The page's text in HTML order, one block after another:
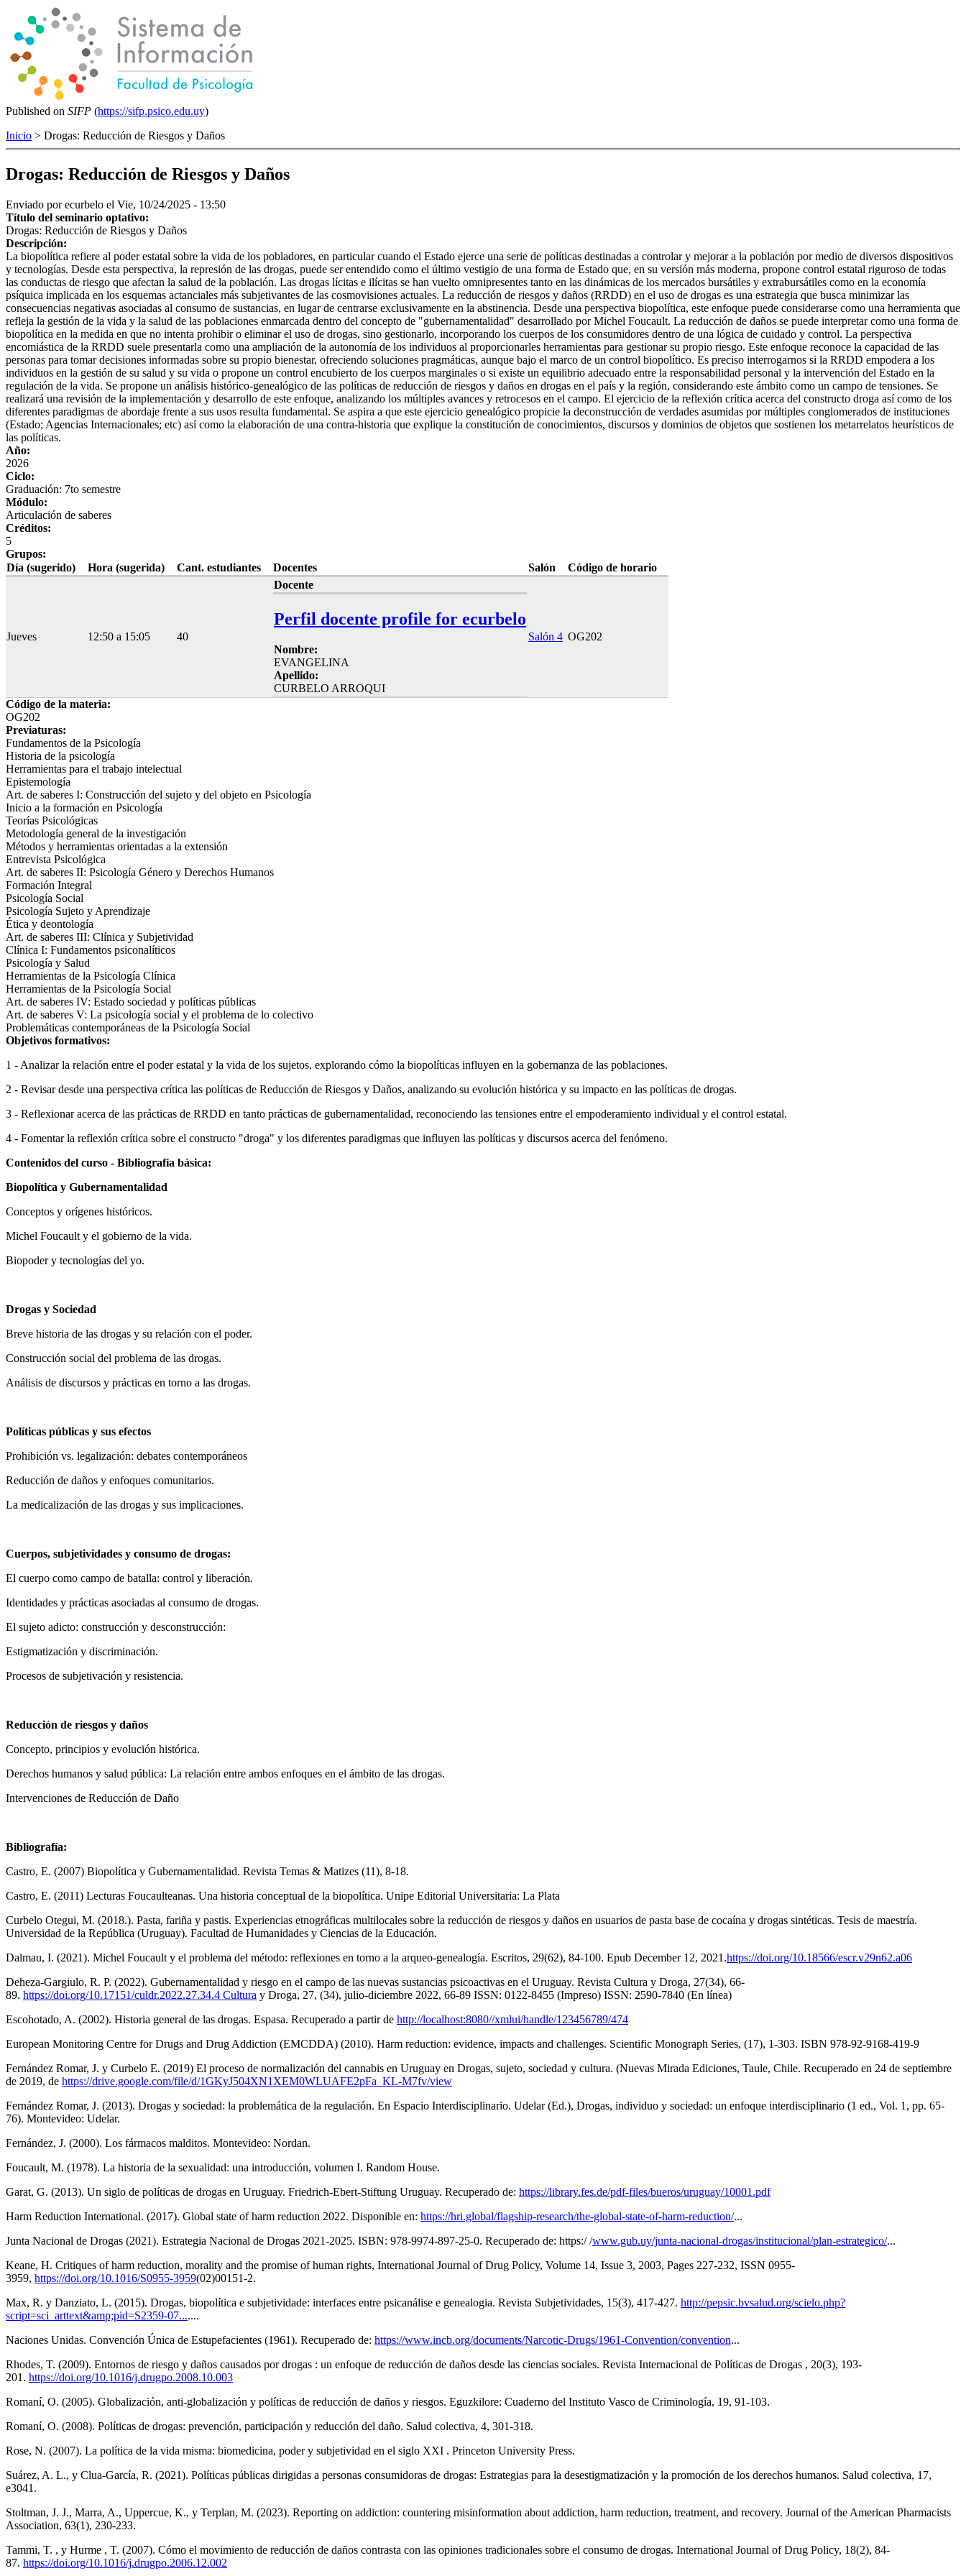
Published on SIFP (https://sifp.psico.edu.uy)
Inicio > Drogas: Reducción de Riesgos y Daños
Drogas: Reducción de Riesgos y Daños
Enviado porecurbelo el Vie, 10/24/2025 - 13:50
Título del seminario optativo:
Drogas: Reducción de Riesgos y Daños
Descripción:
La biopolítica refiere al poder estatal sobre la vida de los pobladores, en particular cuando el Estado ejerce una serie de políticas destinadas a controlar y mejorar a la población por medio de diversos dispositivos
y tecnologías. Desde esta perspectiva, la represión de las drogas, puede ser entendido como el último vestigio de una forma de Estado que, en su versión más moderna, propone control estatal riguroso de todas
las conductas de riesgo que afectan la salud de la población. Las drogas lícitas e ilícitas se han vuelto omnipresentes tanto en las dinámicas de los mercados bursátiles y extrabursátiles como en la economía
psíquica implicada en los esquemas actanciales más subjetivantes de las cosmovisiones actuales. La reducción de riesgos y daños (RRDD) en el uso de drogas es una estrategia que busca minimizar las
consecuencias negativas asociadas al consumo de sustancias, en lugar de centrarse exclusivamente en la abstinencia. Desde una perspectiva biopolítica, este enfoque puede considerarse como una herramienta que
refleja la gestión de la vida y la salud de las poblaciones enmarcada dentro del concepto de "gubernamentalidad" desarrollado por Michel Foucault. La reducción de daños se puede interpretar como una forma de
biopolítica en la medida en que no intenta prohibir o eliminar el uso de drogas, sino gestionarlo, incorporando los cuerpos de los consumidores dentro de una lógica de cuidado y control. La perspectiva
encomiástica de la RRDD suele presentarla como una ampliación de la autonomía de los individuos al proporcionarles herramientas para gestionar su propio riesgo. Este enfoque reconoce la capacidad de las
personas para tomar decisiones informadas sobre su propio bienestar, ofreciendo soluciones pragmáticas, aunque bajo el marco de un control biopolítico. Es preciso interrogarnos si la RRDD empodera a los
individuos en la gestión de su salud y su vida o propone un control encubierto de los cuerpos marginales o si existe un equilibrio adecuado entre la responsabilidad personal y la intervención del Estado en la
regulación de la vida. Se propone un análisis histórico-genealógico de las políticas de reducción de riesgos y daños en drogas en el país y la región, considerando este ámbito como un campo de tensiones. Se
realizará una revisión de la implementación y desarrollo de este enfoque, analizando los múltiples avances y retrocesos en el campo. El ejercicio de la reflexión crítica acerca del constructo droga así como de los
diferentes paradigmas de abordaje frente a sus usos resulta fundamental. Se aspira a que este ejercicio genealógico propicie la deconstrucción de verdades asumidas por múltiples conglomerados de instituciones
(Estado; Agencias Internacionales; etc) así como la elaboración de una contra-historia que explique la constitución de conocimientos, discursos y dominios de objetos que sostienen los metarrelatos heurísticos de
las políticas.
Año:
2026
Ciclo:
Graduación: 7to semestre
Módulo:
Articulación de saberes
Créditos:
5
Grupos:
Día (sugerido)
Hora (sugerida) Cant. estudiantes Docentes Salón Código de horario
Jueves 12:50 a 15:05 40
Docente
Perfil docente profile for ecurbelo
Nombre:
EVANGELINA
Apellido:
CURBELO ARROQUI
Salón 4 OG202
Código de la materia:
OG202
Previaturas:
Fundamentos de la Psicología
Historia de la psicología
Herramientas para el trabajo intelectual
Epistemología
Art. de saberes I: Construcción del sujeto y del objeto en Psicología
Inicio a la formación en Psicología
Teorías Psicológicas
Metodología general de la investigación
Métodos y herramientas orientadas a la extensión
Entrevista Psicológica
Art. de saberes II: Psicología Género y Derechos Humanos
Formación Integral
Psicología Social
Psicología Sujeto y Aprendizaje
Ética y deontología
Art. de saberes III: Clínica y Subjetividad
Clínica I: Fundamentos psiconalíticos
Psicología y Salud
Herramientas de la Psicología Clínica
Herramientas de la Psicología Social
Art. de saberes IV: Estado sociedad y políticas públicas
Art. de saberes V: La psicología social y el problema de lo colectivo
Problemáticas contemporáneas de la Psicología Social
Objetivos formativos:
1 - Analizar la relación entre el poder estatal y la vida de los sujetos, explorando cómo la biopolíticas influyen en la gobernanza de las poblaciones.
2 - Revisar desde una perspectiva crítica las políticas de Reducción de Riesgos y Daños, analizando su evolución histórica y su impacto en las políticas de drogas.
3 - Reflexionar acerca de las prácticas de RRDD en tanto prácticas de gubernamentalidad, reconociendo las tensiones entre el empoderamiento individual y el control estatal.
4 - Fomentar la reflexión crítica sobre el constructo "droga" y los diferentes paradigmas que influyen las políticas y discursos acerca del fenómeno.
Contenidos del curso - Bibliografía básica:
Biopolítica y Gubernamentalidad
Conceptos y orígenes históricos.
Michel Foucault y el gobierno de la vida.
Biopoder y tecnologías del yo.
Drogas y Sociedad
Breve historia de las drogas y su relación con el poder.
Construcción social del problema de las drogas.
Análisis de discursos y prácticas en torno a las drogas.
Políticas públicas y sus efectos
Prohibición vs. legalización: debates contemporáneos
Reducción de daños y enfoques comunitarios.
La medicalización de las drogas y sus implicaciones.
Cuerpos, subjetividades y consumo de drogas:
El cuerpo como campo de batalla: control y liberación.
Identidades y prácticas asociadas al consumo de drogas.
El sujeto adicto: construcción y desconstrucción:
Estigmatización y discriminación.
Procesos de subjetivación y resistencia.
Reducción de riesgos y daños
Concepto, principios y evolución histórica.
Derechos humanos y salud pública: La relación entre ambos enfoques en el ámbito de las drogas.
Intervenciones de Reducción de Daño
Bibliografía:
Castro, E. (2007) Biopolítica y Gubernamentalidad. Revista Temas & Matizes (11), 8-18.
Castro, E. (2011) Lecturas Foucaulteanas. Una historia conceptual de la biopolítica. Unipe Editorial Universitaria: La Plata
Curbelo Otegui, M. (2018.). Pasta, fariña y pastis. Experiencias etnográficas multilocales sobre la reducción de riesgos y daños en usuarios de pasta base de cocaína y drogas sintéticas. Tesis de maestría.
Universidad de la República (Uruguay). Facultad de Humanidades y Ciencias de la Educación.
Dalmau, I. (2021). Michel Foucault y el problema del método: reflexiones en torno a la arqueo-genealogía. Escritos, 29(62), 84-100. Epub December 12, 2021.https://doi.org/10.18566/escr.v29n62.a06
Deheza-Gargiulo, R. P. (2022). Gubernamentalidad y riesgo en el campo de las nuevas sustancias psicoactivas en el Uruguay. Revista Cultura y Droga, 27(34), 66-
89. https://doi.org/10.17151/culdr.2022.27.34.4 Cultura y Droga, 27, (34), julio-diciembre 2022, 66-89 ISSN: 0122-8455 (Impreso) ISSN: 2590-7840 (En línea)
Escohotado, A. (2002). Historia general de las drogas. Espasa. Recuperado a partir de http://localhost:8080//xmlui/handle/123456789/474
European Monitoring Centre for Drugs and Drug Addiction (EMCDDA) (2010). Harm reduction: evidence, impacts and challenges. Scientific Monograph Series, (17), 1-303. ISBN 978-92-9168-419-9
Fernández Romar, J. y Curbelo E. (2019) El proceso de normalización del cannabis en Uruguay en Drogas, sujeto, sociedad y cultura. (Nuevas Mirada Ediciones, Taule, Chile. Recuperado en 24 de septiembre
de 2019, de https://drive.google.com/file/d/1GKyJ504XN1XEM0WLUAFE2pFa_KL-M7fv/view
Fernández Romar, J. (2013). Drogas y sociedad: la problemática de la regulación. En Espacio Interdisciplinario. Udelar (Ed.), Drogas, individuo y sociedad: un enfoque interdisciplinario (1 ed., Vol. 1, pp. 65-
76). Montevideo: Udelar.
Fernández, J. (2000). Los fármacos malditos. Montevideo: Nordan.
Foucault, M. (1978). La historia de la sexualidad: una introducción, volumen I. Random House.
Garat, G. (2013). Un siglo de políticas de drogas en Uruguay. Friedrich-Ebert-Stiftung Uruguay. Recuperado de: https://library.fes.de/pdf-files/bueros/uruguay/10001.pdf
Harm Reduction International. (2017). Global state of harm reduction 2022. Disponible en: https://hri.global/flagship-research/the-global-state-of-harm-reduction/...
Junta Nacional de Drogas (2021). Estrategia Nacional de Drogas 2021-2025. ISBN: 978-9974-897-25-0. Recuperado de: https:/ /www.gub.uy/junta-nacional-drogas/institucional/plan-estrategico/...
Keane, H. Critiques of harm reduction, morality and the promise of human rights, International Journal of Drug Policy, Volume 14, Issue 3, 2003, Pages 227-232, ISSN 0955-
3959, https://doi.org/10.1016/S0955-3959(02)00151-2.
Max, R. y Danziato, L. (2015). Drogas, biopolítica e subjetividade: interfaces entre psicanálise e genealogia. Revista Subjetividades, 15(3), 417-427. http://pepsic.bvsalud.org/scielo.php?
script=sci_arttext&amp;pid=S2359-07.......
Naciones Unidas. Convención Única de Estupefacientes (1961). Recuperado de: https://www.incb.org/documents/Narcotic-Drugs/1961-Convention/convention...
Rhodes, T. (2009). Entornos de riesgo y daños causados por drogas : un enfoque de reducción de daños desde las ciencias sociales. Revista Internacional de Políticas de Drogas , 20(3), 193-
201. https://doi.org/10.1016/j.drugpo.2008.10.003
Romaní, O. (2005). Globalización, anti-globalización y políticas de reducción de daños y riesgos. Eguzkilore: Cuaderno del Instituto Vasco de Criminología, 19, 91-103.
Romaní, O. (2008). Políticas de drogas: prevención, participación y reducción del daño. Salud colectiva, 4, 301-318.
Rose, N. (2007). La política de la vida misma: biomedicina, poder y subjetividad en el siglo XXI . Princeton University Press.
Suárez, A. L., y Clua-García, R. (2021). Políticas públicas dirigidas a personas consumidoras de drogas: Estrategias para la desestigmatización y la promoción de los derechos humanos. Salud colectiva, 17,
e3041.
Stoltman, J. J., Marra, A., Uppercue, K., y Terplan, M. (2023). Reporting on addiction: countering misinformation about addiction, harm reduction, treatment, and recovery. Journal of the American Pharmacists
Association, 63(1), 230-233.
Tammi, T. , y Hurme , T. (2007). Cómo el movimiento de reducción de daños contrasta con las opiniones tradicionales sobre el consumo de drogas. International Journal of Drug Policy, 18(2), 84-
87. https://doi.org/10.1016/j.drugpo.2006.12.002